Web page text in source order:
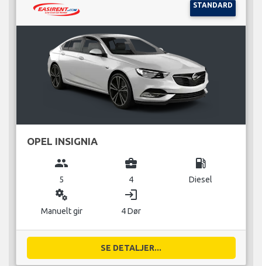
STANDARD
OPEL INSIGNIA
group
5
business_center
4
local_gas_station
Diesel
miscellaneous_services
Manuelt gir
login
4 Dør
SE DETALJER...